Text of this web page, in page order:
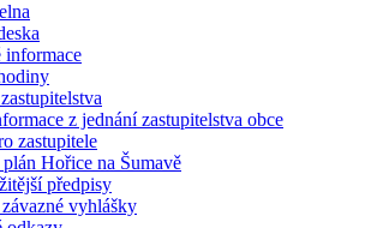
informace
z jednání zastupitelstva obce
zastupitele
Hořice na Šumavě
předpisy
vyhlášky